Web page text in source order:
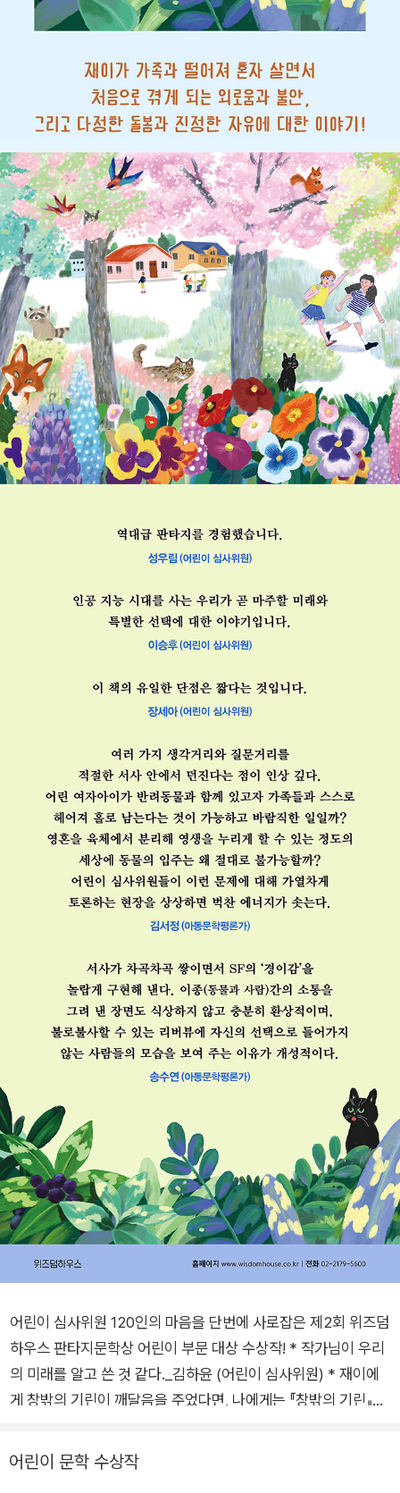
어린이 심사위원 120인의 마음을 단번에 사로잡은 제2회 위즈덤
하우스 판타지문학상 어린이 부문 대상 수상작! * 작가님이 우리
의 미래를 알고 쓴 것 같다._김하윤 (어린이 심사위원) * 재이에
게 창밖의 기린이 깨달음을 주었다면, 나에게는 『창밖의 기린』이
급 판타지를 경험했다._성우림 (어린이 심사위원) * 인공 지능 시
어린이 문학 수상작